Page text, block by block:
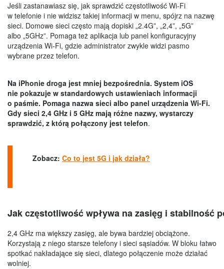
Jeśli zastanawiasz się, jak sprawdzić częstotliwość Wi-Fi
w telefonie i nie widzisz takiej informacji w menu, spójrz na nazwę
sieci. Domowe sieci często mają dopiski „2.4G”, „2,4”, „5G”
albo „5GHz”. Pomaga też aplikacja lub panel konfiguracyjny
urządzenia Wi-Fi, gdzie administrator zwykle widzi pasmo
wybrane przez telefon.
Na iPhonie droga jest mniej bezpośrednia. System iOS
nie pokazuje w standardowych ustawieniach informacji
o paśmie. Pomaga nazwa sieci albo panel urządzenia Wi-Fi.
Gdy sieci 2,4 GHz i 5 GHz mają różne nazwy, wystarczy
sprawdzić, z którą połączony jest telefon.
Zobacz: Co to jest 5G i jak działa?
Jak częstotliwość wpływa na zasięg i stabilność
2,4 GHz ma większy zasięg, ale bywa bardziej obciążone.
Korzystają z niego starsze telefony i sieci sąsiadów. W bloku łatwo
spotkać nakładające się sieci, dlatego połączenie może działać
wolniej.